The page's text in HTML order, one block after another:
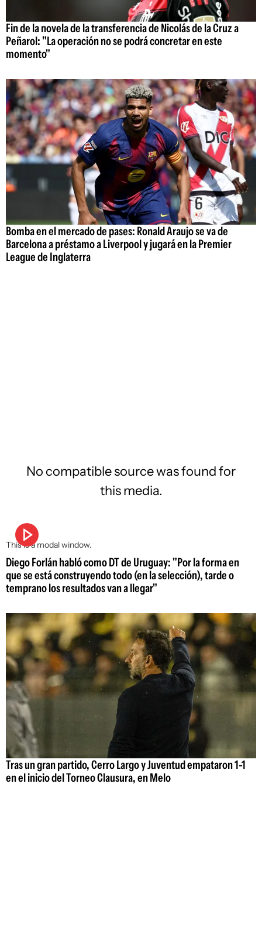
Fin de la novela de la transferencia de Nicolás de la Cruz a
Peñarol: "La operación no se podrá concretar en este
momento"
Bomba en el mercado de pases: Ronald Araujo se va de
Barcelona a préstamo a Liverpool y jugará en la Premier
League de Inglaterra
This is a modal window.
No compatible source was found for
this media.
Diego Forlán habló como DT de Uruguay: "Por la forma en
que se está construyendo todo (en la selección), tarde o
temprano los resultados van a llegar"
Tras un gran partido, Cerro Largo y Juventud empataron 1-1
en el inicio del Torneo Clausura, en Melo